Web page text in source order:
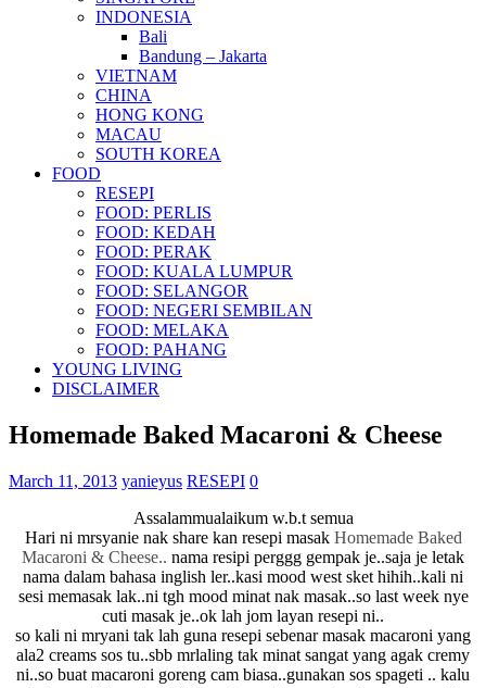
INDONESIA
Bali
Bandung – Jakarta
VIETNAM
CHINA
HONG KONG
MACAU
SOUTH KOREA
FOOD
RESEPI
FOOD: PERLIS
FOOD: KEDAH
FOOD: PERAK
FOOD: KUALA LUMPUR
FOOD: SELANGOR
FOOD: NEGERI SEMBILAN
FOOD: MELAKA
FOOD: PAHANG
YOUNG LIVING
DISCLAIMER
Homemade Baked Macaroni & Cheese
March 11, 2013 yanieyus RESEPI 0
Assalammualaikum w.b.t semua
Hari ni mrsyanie nak share kan resepi masak Homemade Baked
Macaroni & Cheese.. nama resipi perggg gempak je..saja je letak
nama dalam bahasa inglish ler..kasi mood west sket hihih..kali ni
sesi memasak lak..ni tgh mood minat nak masak..so last week nye
cuti masak je..ok lah jom layan resepi ni..
so kali ni mryani tak lah guna resepi sebenar masak macaroni yang
ala2 creams sos tu..sbb mrlaling tak minat sangat yang agak cremy
ni..so buat macaroni goreng cam biasa..gunakan sos spageti .. kalu